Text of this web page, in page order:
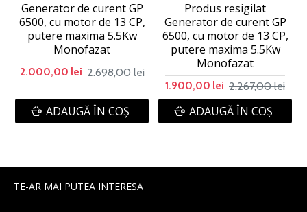
Generator de curent GP
6500, cu motor de 13 CP,
putere maxima 5.5Kw
Monofazat
2.000,00 lei 2.698,00 lei
ADAUGĂ ÎN COŞ
Produs resigilat
Generator de curent GP
6500, cu motor de 13 CP,
putere maxima 5.5Kw
Monofazat
1.900,00 lei 2.267,00 lei
ADAUGĂ ÎN COŞ
TE-AR MAI PUTEA INTERESA